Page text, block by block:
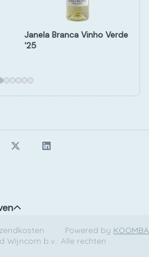
Janela Branca Vinho Verde
'25
Powered by KOOMBA
Wijncom b.v.. Alle rechten